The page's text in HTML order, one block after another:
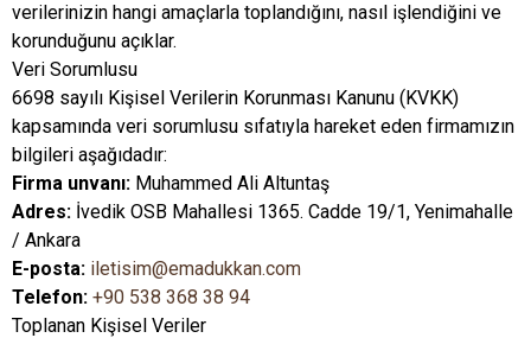
verilerinizin hangi amaçlarla toplandığını, nasıl işlendiğini ve
korunduğunu açıklar.
Veri Sorumlusu
6698 sayılı Kişisel Verilerin Korunması Kanunu (KVKK)
kapsamında veri sorumlusu sıfatıyla hareket eden firmamızın
bilgileri aşağıdadır:
Firma unvanı: Muhammed Ali Altuntaş
Adres: İvedik OSB Mahallesi 1365. Cadde 19/1, Yenimahalle
/ Ankara
E-posta: iletisim@emadukkan.com
Telefon: +90 538 368 38 94
Toplanan Kişisel Veriler